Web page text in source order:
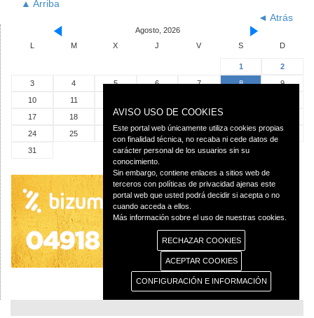
▲ Arriba
◄ Atrás
Agosto, 2026
L
M X J V S D
1
2
3
4 5 6 7 8
9
10
11
17
18 19 20 21
24
25 26 27 28 29
30
31
AVISO USO DE COOKIES
Este portal web únicamente utiliza cookies propias
con finalidad técnica, no recaba ni cede datos de
carácter personal de los usuarios sin su
conocimiento.
Sin embargo, contiene enlaces a sitios web de
terceros con políticas de privacidad ajenas este
portal web que usted podrá decidir si acepta o no
cuando acceda a ellos.
Más información sobre el uso de nuestras cookies.
RECHAZAR COOKIES
ACEPTAR COOKIES
CONFIGURACIÓN E INFORMACIÓN